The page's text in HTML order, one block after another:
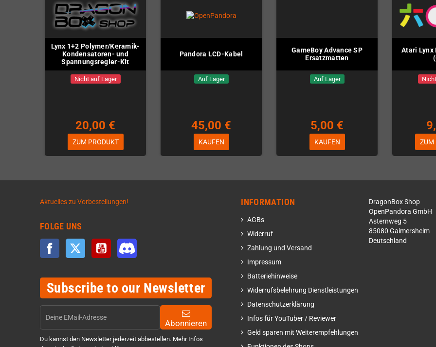
Lynx 1+2 Polymer/Keramik-
Kondensatoren- und
Spannungsregler-Kit
Nicht auf Lager
20,00 €
ZUM PRODUKT
Pandora LCD-Kabel
Auf Lager
45,00 €
KAUFEN
GameBoy Advance SP
Ersatzmatten
Auf Lager
5,00 €
KAUFEN
Atari Lynx
ZUM
Aktuelles zu Vorbestellungen!
FOLGE UNS
Facebook Twitter YouTube
Subscribe to our Newsletter
Abonnieren
Du kannst den Newsletter jederzeit abbestellen. Mehr Infos
INFORMATION
AGBs
Widerruf
Zahlung und Versand
Impressum
Batteriehinweise
Widerrufsbelehrung Dienstleistungen
Datenschutzerklärung
Infos für YouTuber / Reviewer
Geld sparen mit Weiterempfehlungen
DragonBox Shop
OpenPandora GmbH
Asternweg 5
85080 Gaimersheim
Deutschland